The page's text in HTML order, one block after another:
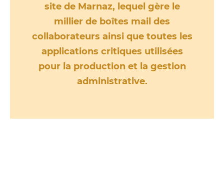
site de Marnaz, lequel gère le
millier de boîtes mail des
collaborateurs ainsi que toutes les
applications critiques utilisées
pour la production et la gestion
administrative.